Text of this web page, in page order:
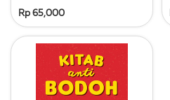
Rp 65,000